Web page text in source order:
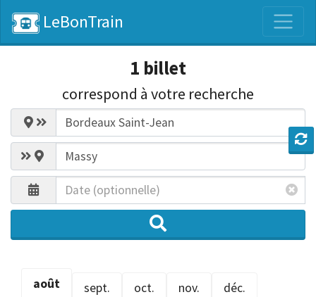
LeBonTrain
1 billet
correspond à votre recherche
août sept. oct. nov. déc.